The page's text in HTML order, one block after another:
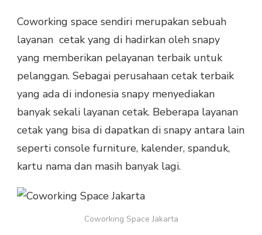
Coworking space sendiri merupakan sebuah
layanan cetak yang di hadirkan oleh snapy
yang memberikan pelayanan terbaik untuk
pelanggan. Sebagai perusahaan cetak terbaik
yang ada di indonesia snapy menyediakan
banyak sekali layanan cetak. Beberapa layanan
cetak yang bisa di dapatkan di snapy antara lain
seperti console furniture, kalender, spanduk,
kartu nama dan masih banyak lagi.
Coworking Space Jakarta